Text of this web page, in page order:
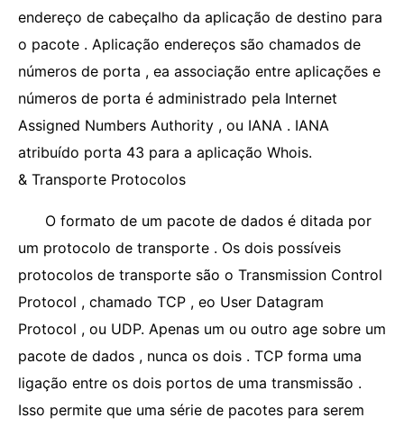
endereço de cabeçalho da aplicação de destino para
o pacote . Aplicação endereços são chamados de
números de porta , ea associação entre aplicações e
números de porta é administrado pela Internet
Assigned Numbers Authority , ou IANA . IANA
atribuído porta 43 para a aplicação Whois.
& Transporte Protocolos
O formato de um pacote de dados é ditada por
um protocolo de transporte . Os dois possíveis
protocolos de transporte são o Transmission Control
Protocol , chamado TCP , eo User Datagram
Protocol , ou UDP. Apenas um ou outro age sobre um
pacote de dados , nunca os dois . TCP forma uma
ligação entre os dois portos de uma transmissão .
Isso permite que uma série de pacotes para serem